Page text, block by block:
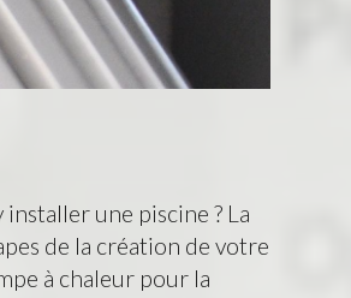
une piscine ? La
de la création de votre
à chaleur pour la